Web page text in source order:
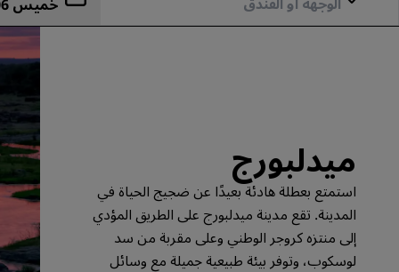
علاماتنا التجارية
جمعة 07 أغسطس
ميدلبورج
استمتع بعطلة هادئة بعيدًا عن ضجيج الحياة في
المدينة. تقع مدينة ميدلبورج على الطريق المؤدي
إلى منتزه كروجر الوطني وعلى مقربة من سد
لوسكوب، وتوفر بيئة طبيعية جميلة مع وسائل